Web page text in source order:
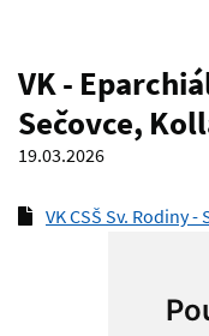
VK -
Sečovce,
19.03.2026
VK CSŠ Sv. Rodiny -